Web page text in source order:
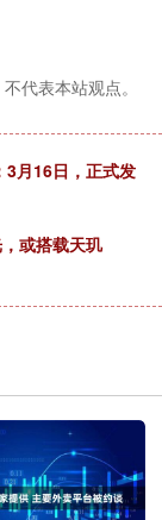
代表本站观点。
3月16日，正式发
或搭载天玑